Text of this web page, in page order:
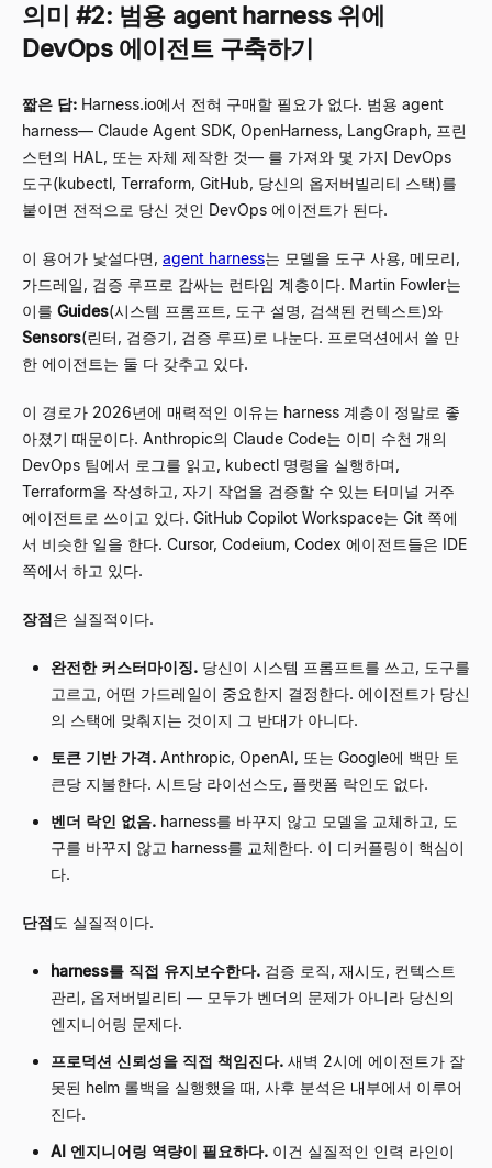
의미 #2: 범용 agent harness 위에
DevOps 에이전트 구축하기
짧은 답: Harness.io에서 전혀 구매할 필요가 없다. 범용 agent
harness— Claude Agent SDK, OpenHarness, LangGraph, 프린
스턴의 HAL, 또는 자체 제작한 것— 를 가져와 몇 가지 DevOps
도구(kubectl, Terraform, GitHub, 당신의 옵저버빌리티 스택)를
붙이면 전적으로 당신 것인 DevOps 에이전트가 된다.
이 용어가 낯설다면, agent harness는 모델을 도구 사용, 메모리,
가드레일, 검증 루프로 감싸는 런타임 계층이다. Martin Fowler는
이를 Guides(시스템 프롬프트, 도구 설명, 검색된 컨텍스트)와
Sensors(린터, 검증기, 검증 루프)로 나눈다. 프로덕션에서 쓸 만
한 에이전트는 둘 다 갖추고 있다.
이 경로가 2026년에 매력적인 이유는 harness 계층이 정말로 좋
아졌기 때문이다. Anthropic의 Claude Code는 이미 수천 개의
DevOps 팀에서 로그를 읽고, kubectl 명령을 실행하며,
Terraform을 작성하고, 자기 작업을 검증할 수 있는 터미널 거주
에이전트로 쓰이고 있다. GitHub Copilot Workspace는 Git 쪽에
서 비슷한 일을 한다. Cursor, Codeium, Codex 에이전트들은 IDE
쪽에서 하고 있다.
장점은 실질적이다.
완전한 커스터마이징. 당신이 시스템 프롬프트를 쓰고, 도구를
고르고, 어떤 가드레일이 중요한지 결정한다. 에이전트가 당신
의 스택에 맞춰지는 것이지 그 반대가 아니다.
토큰 기반 가격. Anthropic, OpenAI, 또는 Google에 백만 토
큰당 지불한다. 시트당 라이선스도, 플랫폼 락인도 없다.
벤더 락인 없음. harness를 바꾸지 않고 모델을 교체하고, 도
구를 바꾸지 않고 harness를 교체한다. 이 디커플링이 핵심이
다.
단점도 실질적이다.
harness를 직접 유지보수한다. 검증 로직, 재시도, 컨텍스트
관리, 옵저버빌리티 — 모두가 벤더의 문제가 아니라 당신의
엔지니어링 문제다.
프로덕션 신뢰성을 직접 책임진다. 새벽 2시에 에이전트가 잘
못된 helm 롤백을 실행했을 때, 사후 분석은 내부에서 이루어
진다.
AI 엔지니어링 역량이 필요하다. 이건 실질적인 인력 라인이